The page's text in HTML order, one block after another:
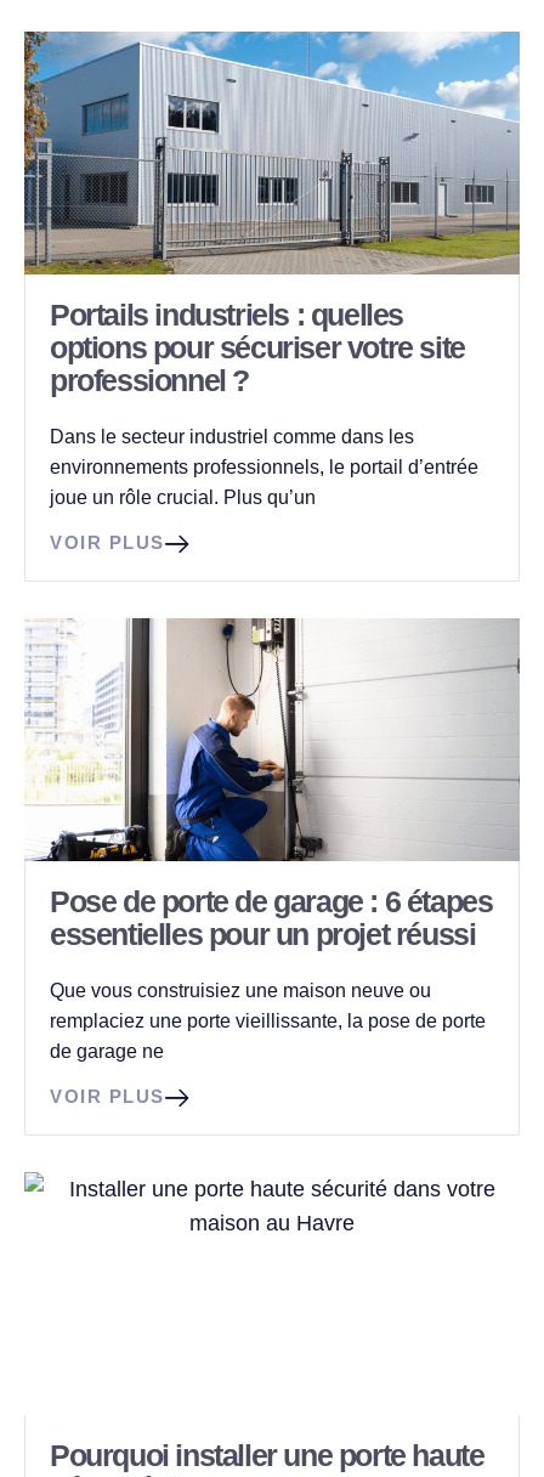
Portails industriels : quelles
options pour sécuriser votre site
professionnel ?
Dans le secteur industriel comme dans les
environnements professionnels, le portail d’entrée
joue un rôle crucial. Plus qu’un
VOIR PLUS
Pose de porte de garage : 6 étapes
essentielles pour un projet réussi
Que vous construisiez une maison neuve ou
remplaciez une porte vieillissante, la pose de porte
de garage ne
VOIR PLUS
Pourquoi installer une porte haute